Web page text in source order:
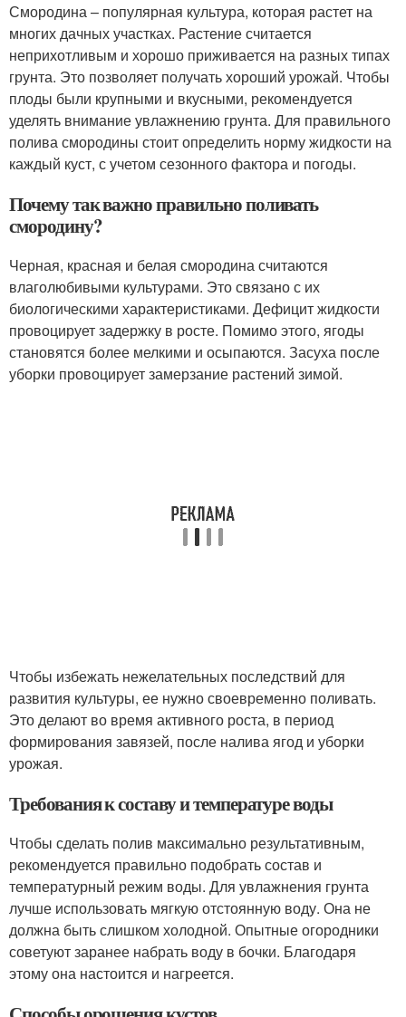
Смородина – популярная культура, которая растет на
многих дачных участках. Растение считается
неприхотливым и хорошо приживается на разных типах
грунта. Это позволяет получать хороший урожай. Чтобы
плоды были крупными и вкусными, рекомендуется
уделять внимание увлажнению грунта. Для правильного
полива смородины стоит определить норму жидкости на
каждый куст, с учетом сезонного фактора и погоды.
Почему так важно правильно поливать
смородину?
Черная, красная и белая смородина считаются
влаголюбивыми культурами. Это связано с их
биологическими характеристиками. Дефицит жидкости
провоцирует задержку в росте. Помимо этого, ягоды
становятся более мелкими и осыпаются. Засуха после
уборки провоцирует замерзание растений зимой.
Чтобы избежать нежелательных последствий для
развития культуры, ее нужно своевременно поливать.
Это делают во время активного роста, в период
формирования завязей, после налива ягод и уборки
урожая.
Требования к составу и температуре воды
Чтобы сделать полив максимально результативным,
рекомендуется правильно подобрать состав и
температурный режим воды. Для увлажнения грунта
лучше использовать мягкую отстоянную воду. Она не
должна быть слишком холодной. Опытные огородники
советуют заранее набрать воду в бочки. Благодаря
этому она настоится и нагреется.